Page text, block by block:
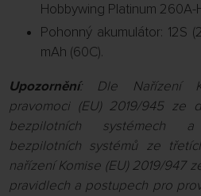
Hobbywing Platinum 260A-
Pohonný akumulátor: 12S
mAh (60C).
Upozornění: Dle Nařízení
pravomoci (EU) 2019/945 ze
bezpilotních systémech
bezpilotních systémů ze
nařízení Komise (EU) 2019/947
pravidlech a postupech pro